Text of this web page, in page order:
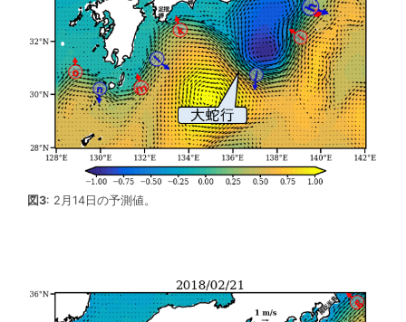
図3: 2月14日の予測値。